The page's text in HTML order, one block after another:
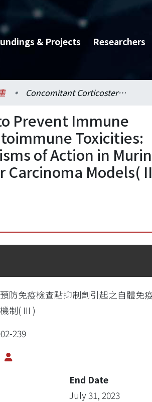
& Projects Researchers
Concomitant Corticosteroid Use to Prevent Immune Checkpoint Blockade-Induced Autoimmune Toxicities: Exploring Feasibility and Mechanisms of Action in Murine Autoimmunity and Hepatocellular Carcinoma Models( III )
Prevent Immune
Toxicities:
of Action in
Models(
防免疫檢查點抑制劑引起之自體免
制( III )
239
End Date
July 31, 2023